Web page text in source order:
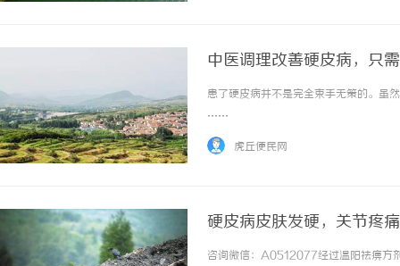
中医调理改善硬皮病，只
患了硬皮病并不是完全束手无策的。虽
……
虎丘便民网
硬皮病皮肤发硬，关节疼
咨询微信：A0512077经过温阳祛痹方